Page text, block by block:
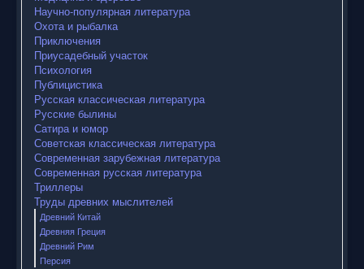
Научно-популярная литература
Охота и рыбалка
Приключения
Приусадебный участок
Психология
Публицистика
Русская классическая литература
Русские былины
Сатира и юмор
Советская классическая литература
Современная зарубежная литература
Современная русская литература
Триллеры
Труды древних мыслителей
Древний Китай
Древняя Греция
Древний Рим
Персия